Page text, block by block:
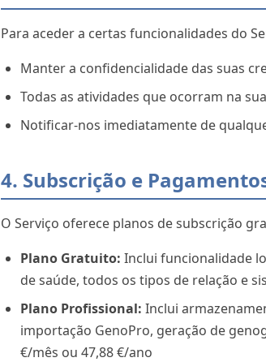
Para aceder a certas funcionalidades do
Manter a confidencialidade das suas
Todas as atividades que ocorram na
Notificar-nos imediatamente de
4. Subscrição e
O Serviço oferece planos de subscrição
Plano Gratuito: Inclui funcionalidade
de saúde, todos os tipos de relação e
Plano Profissional: Inclui
importação GenoPro, geração de
€/mês ou 47,88 €/ano